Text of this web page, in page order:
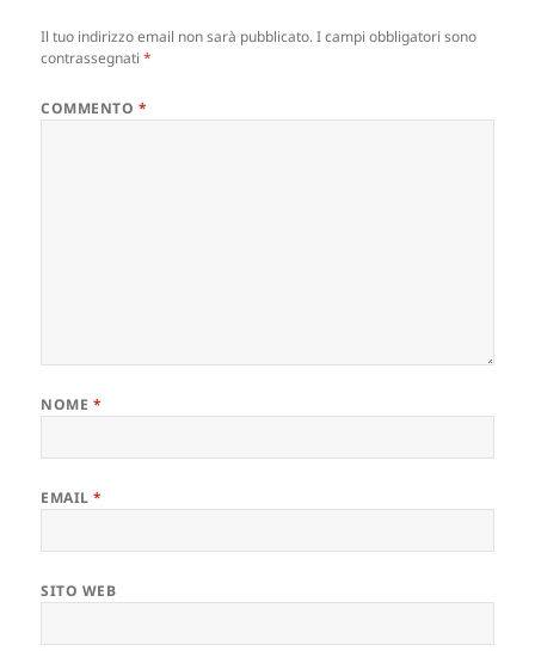
Il tuo indirizzo email non sarà pubblicato. I campi obbligatori sono
contrassegnati*
COMMENTO *
NOME *
EMAIL*
SITO WEB